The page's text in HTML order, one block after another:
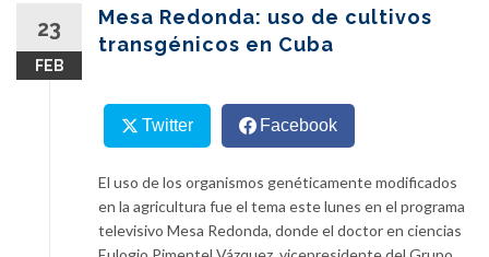
23
FEB
Mesa Redonda: uso de cultivos
transgénicos en Cuba
Twitter Facebook
El uso de los organismos genéticamente modificados
en la agricultura fue el tema este lunes en el programa
televisivo Mesa Redonda, donde el doctor en ciencias